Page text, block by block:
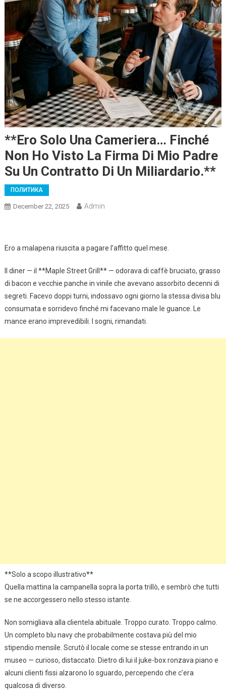
**Ero Solo Una Cameriera… Finché
Non Ho Visto La Firma Di Mio Padre
Su Un Contratto Di Un Miliardario.**
ПОЛИТИКА
December 22, 2025 Admin
Ero a malapena riuscita a pagare l’affitto quel mese.
Il diner — il **Maple Street Grill** — odorava di caffè bruciato, grasso
di bacon e vecchie panche in vinile che avevano assorbito decenni di
segreti. Facevo doppi turni, indossavo ogni giorno la stessa divisa blu
consumata e sorridevo finché mi facevano male le guance. Le
mance erano imprevedibili. I sogni, rimandati.
**Solo a scopo illustrativo**
Quella mattina la campanella sopra la porta trillò, e sembrò che tutti
se ne accorgessero nello stesso istante.
Non somigliava alla clientela abituale. Troppo curato. Troppo calmo.
Un completo blu navy che probabilmente costava più del mio
stipendio mensile. Scrutò il locale come se stesse entrando in un
museo — curioso, distaccato. Dietro di lui il juke-box ronzava piano e
alcuni clienti fissi alzarono lo sguardo, percependo che c’era
qualcosa di diverso.